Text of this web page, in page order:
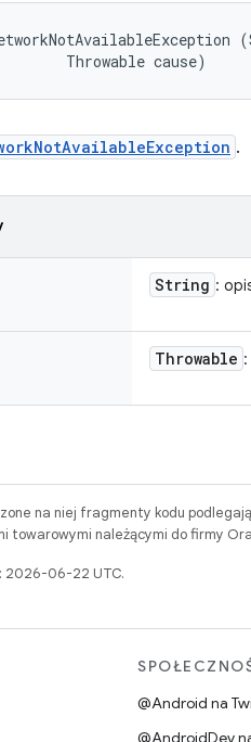
Throwable cause)
.
String :
Throwable
na niej fragmenty kodu
towarowymi należącymi do firmy
2026-06-22 UTC.
@Android na
@AndroidDev